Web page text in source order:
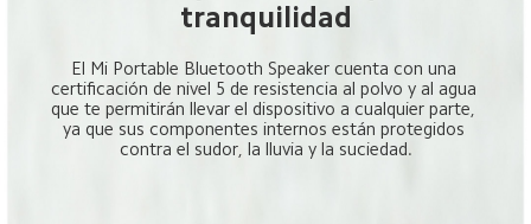
tranquilidad
El Mi Portable Bluetooth Speaker cuenta con una
certificación de nivel 5 de resistencia al polvo y al agua
que te permitirán llevar el dispositivo a cualquier parte,
ya que sus componentes internos están protegidos
contra el sudor, la lluvia y la suciedad.